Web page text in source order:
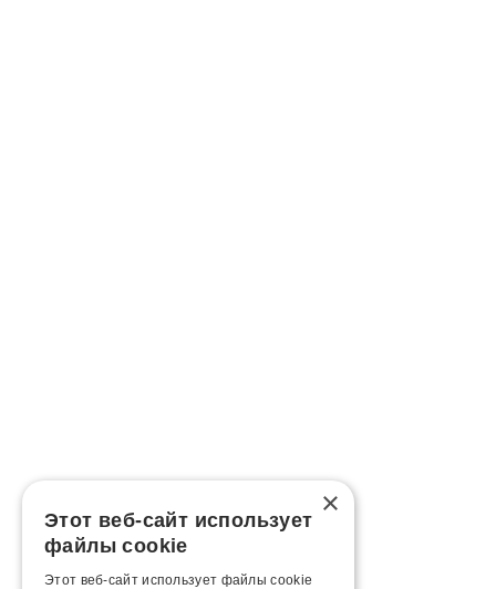
×
Этот веб-сайт использует
файлы cookie
Этот веб-сайт использует файлы cookie